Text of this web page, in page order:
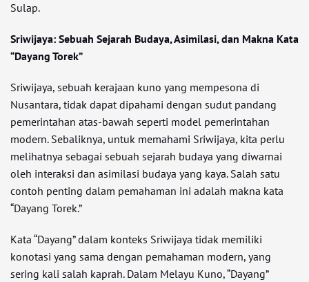
Sulap.
Sriwijaya: Sebuah Sejarah Budaya, Asimilasi, dan Makna Kata
“Dayang Torek”
Sriwijaya, sebuah kerajaan kuno yang mempesona di
Nusantara, tidak dapat dipahami dengan sudut pandang
pemerintahan atas-bawah seperti model pemerintahan
modern. Sebaliknya, untuk memahami Sriwijaya, kita perlu
melihatnya sebagai sebuah sejarah budaya yang diwarnai
oleh interaksi dan asimilasi budaya yang kaya. Salah satu
contoh penting dalam pemahaman ini adalah makna kata
“Dayang Torek.”
Kata “Dayang” dalam konteks Sriwijaya tidak memiliki
konotasi yang sama dengan pemahaman modern, yang
sering kali salah kaprah. Dalam Melayu Kuno, “Dayang”